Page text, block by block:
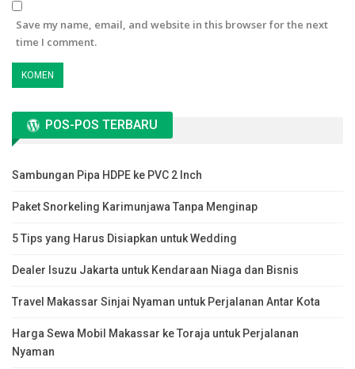
Save my name, email, and website in this browser for the next
time I comment.
POS-POS TERBARU
Sambungan Pipa HDPE ke PVC 2 Inch
Paket Snorkeling Karimunjawa Tanpa Menginap
5 Tips yang Harus Disiapkan untuk Wedding
Dealer Isuzu Jakarta untuk Kendaraan Niaga dan Bisnis
Travel Makassar Sinjai Nyaman untuk Perjalanan Antar Kota
Harga Sewa Mobil Makassar ke Toraja untuk Perjalanan
Nyaman